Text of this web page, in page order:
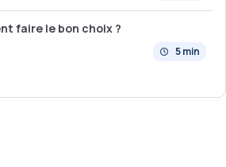
faire le bon choix ?
5 min